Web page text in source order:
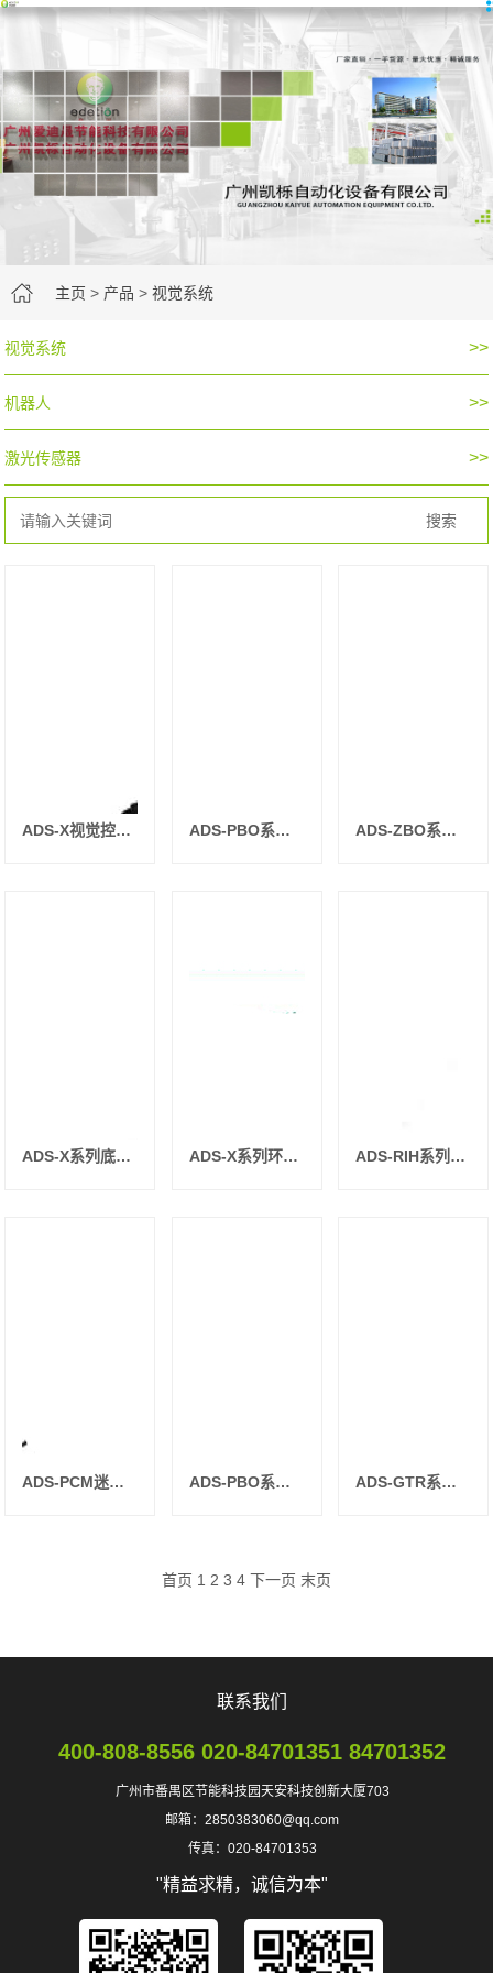
主页 > 产品 > 视觉系统
视觉系统 >>
机器人 >>
激光传感器 >>
ADS-X视觉控制器系统 ADS-PBO系列平行背光源 ADS-ZBO系列中孔面光源
ADS-X系列底部背光源 ADS-X系列环形光源 ADS-RIH系列方形无影光源
ADS-PCM迷你型模拟控制器 ADS-PBO系列背光源 ADS-GTR系列高均匀条形光源
首页 1 2 3 4 下一页 末页
联系我们
400-808-8556 020-84701351 84701352
广州市番禺区节能科技园天安科技创新大厦703
邮箱：2850383060@qq.com
传真：020-84701353
"精益求精，诚信为本"